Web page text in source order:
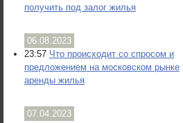
получить под залог жилья
06.08.2023
23:57 Что происходит со спросом и
предложением на московском рынке
аренды жилья
07.04.2023